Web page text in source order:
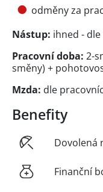
odměny za
Nástup: ihned -
Pracovní doba: 2-
směny) +
Mzda: dle
Benefity
Dovolená
Finanční